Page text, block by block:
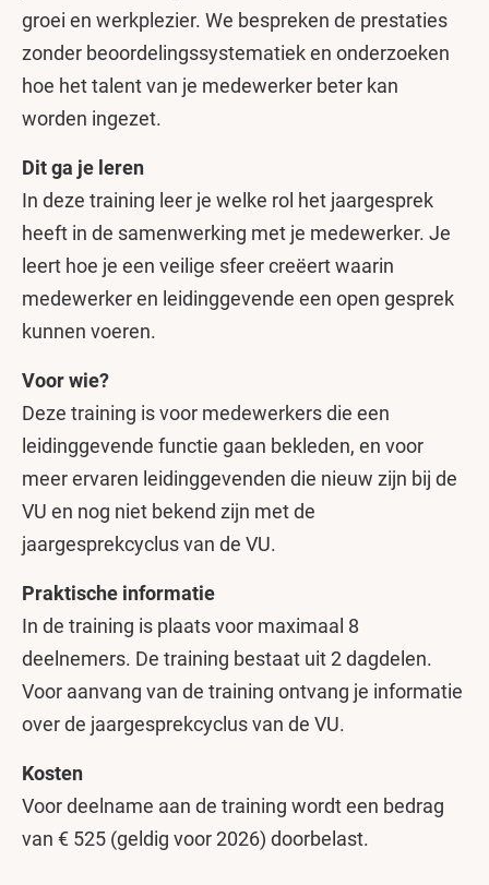
groei en werkplezier. We bespreken de prestaties
zonder beoordelingssystematiek en onderzoeken
hoe het talent van je medewerker beter kan
worden ingezet.
Dit ga je leren
In deze training leer je welke rol het jaargesprek
heeft in de samenwerking met je medewerker. Je
leert hoe je een veilige sfeer creëert waarin
medewerker en leidinggevende een open gesprek
kunnen voeren.
Voor wie?
Deze training is voor medewerkers die een
leidinggevende functie gaan bekleden, en voor
meer ervaren leidinggevenden die nieuw zijn bij de
VU en nog niet bekend zijn met de
jaargesprekcyclus van de VU.
Praktische informatie
In de training is plaats voor maximaal 8
deelnemers. De training bestaat uit 2 dagdelen.
Voor aanvang van de training ontvang je informatie
over de jaargesprekcyclus van de VU.
Kosten
Voor deelname aan de training wordt een bedrag
van € 525 (geldig voor 2026) doorbelast.